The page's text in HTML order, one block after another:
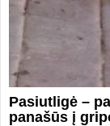
Pasiutligė –
panašūs į